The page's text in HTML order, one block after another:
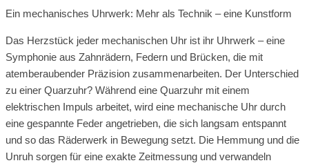
Ein mechanisches Uhrwerk: Mehr als Technik – eine Kunstform
Das Herzstück jeder mechanischen Uhr ist ihr Uhrwerk – eine
Symphonie aus Zahnrädern, Federn und Brücken, die mit
atemberaubender Präzision zusammenarbeiten. Der Unterschied
zu einer Quarzuhr? Während eine Quarzuhr mit einem
elektrischen Impuls arbeitet, wird eine mechanische Uhr durch
eine gespannte Feder angetrieben, die sich langsam entspannt
und so das Räderwerk in Bewegung setzt. Die Hemmung und die
Unruh sorgen für eine exakte Zeitmessung und verwandeln